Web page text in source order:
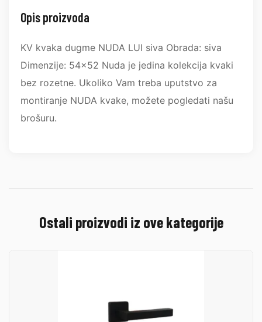
Opis proizvoda
KV kvaka dugme NUDA LUI siva Obrada: siva
Dimenzije: 54x52 Nuda je jedina kolekcija kvaki
bez rozetne. Ukoliko Vam treba uputstvo za
montiranje NUDA kvake, možete pogledati našu
brošuru.
Ostali proizvodi iz ove kategorije